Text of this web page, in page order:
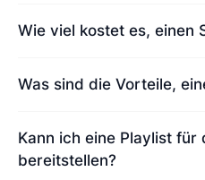
Wie viel kostet es, einen
Was sind die Vorteile,
Kann ich eine Playlist für
bereitstellen?